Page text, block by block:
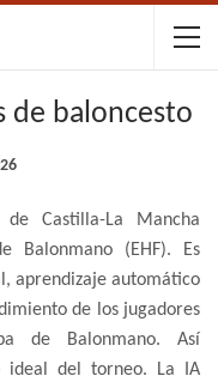
de baloncesto
Castilla-La Mancha
Balonmano (EHF). Es
aprendizaje automático
de los jugadores
de Balonmano. Así
ideal del torneo. La IA